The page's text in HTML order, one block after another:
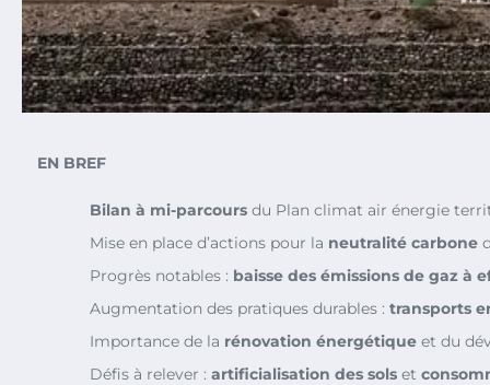
EN BREF
Bilan à mi-parcours du Plan climat air énergie
Mise en place d’actions pour la neutralité carbone
Progrès notables : baisse des émissions de gaz à
Augmentation des pratiques durables : transports
Importance de la rénovation énergétique et du
Défis à relever : artificialisation des sols et